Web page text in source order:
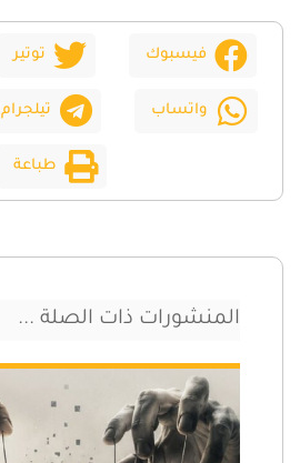
فيسبوك توتير
واتساب تيلجرام
طباعة
المنشورات ذات الصلة ...